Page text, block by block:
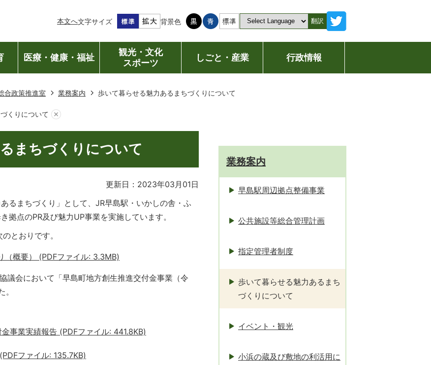
本文へ文字サイズ 背景色 翻訳
医療・健康・福祉
観光・文化
スポーツ
しごと・産業 行政情報
合政策推進室 業務案内 歩いて暮らせる魅力あるまちづくりについて
くりについて
まちづくりについて
更新日：2023年03月01日
るまちづくり」として、JR早島駅・いかしの舎・ふ
拠点のPR及び魅力UP事業を実施しています。
とおりです。
（概要） (PDFファイル: 3.3MB)
議会において「早島町地方創生推進交付金事業（令
事業実績報告 (PDFファイル: 441.8KB)
ファイル: 135.7KB)
業務案内
早島駅周辺拠点整備事業
公共施設等総合管理計画
指定管理者制度
歩いて暮らせる魅力あるまち
づくりについて
イベント・観光
小浜の蔵及び敷地の利活用に